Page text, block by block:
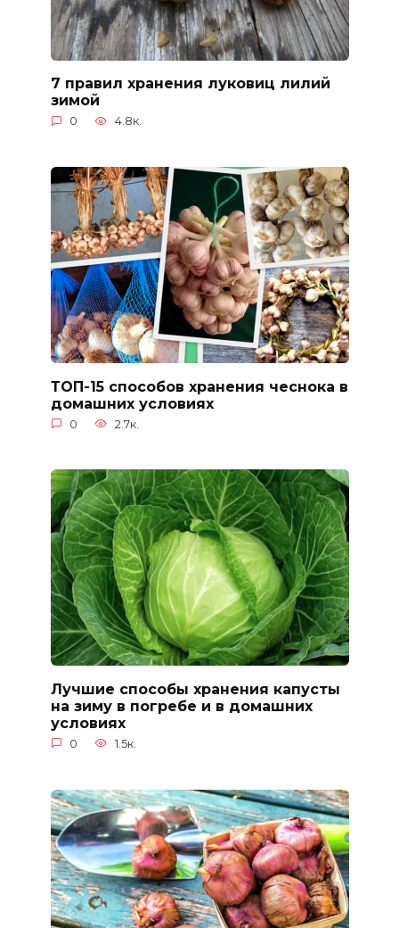
7 правил хранения луковиц лилий
зимой
0 4.8к.
ТОП-15 способов хранения чеснока в
домашних условиях
0 2.7к.
Лучшие способы хранения капусты
на зиму в погребе и в домашних
условиях
0 1.5к.